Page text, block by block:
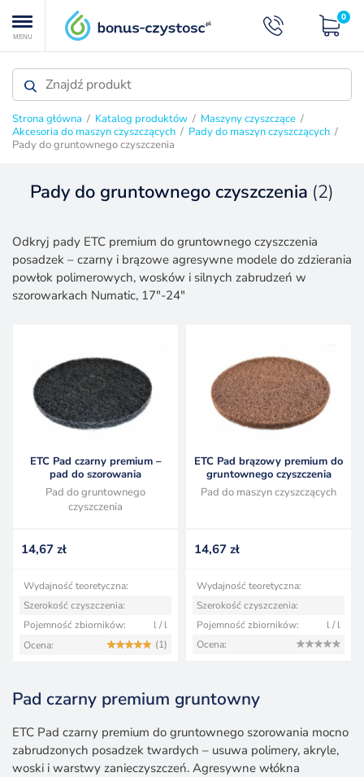
MENU
0
Strona główna / Katalog produktów / Maszyny czyszczące /
Akcesoria do maszyn czyszczących / Pady do maszyn czyszczących /
Pady do gruntownego czyszczenia
PADY DO MASZYN CZYSZCZĄCYCH
Pady do gruntownego czyszczenia (2)
Odkryj pady ETC premium do gruntownego czyszczenia
posadzek – czarny i brązowe agresywne modele do zdzierania
powłok polimerowych, wosków i silnych zabrudzeń w
szorowarkach Numatic, 17"-24"
ETC Pad czarny premium –
pad do szorowania
Pad do gruntownego
czyszczenia
14,67 zł
Wydajność teoretyczna:
Szerokość czyszczenia:
Pojemność zbiorników:
l / l
Ocena:
(1)
ETC Pad brązowy premium do
gruntownego czyszczenia
Pad do maszyn czyszczących
14,67 zł
Wydajność teoretyczna:
Szerokość czyszczenia:
Pojemność zbiorników:
l / l
Ocena:
Pad czarny premium gruntowny
ETC Pad czarny premium do gruntownego szorowania mocno
zabrudzonych posadzek twardych – usuwa polimery, akryle,
woski i warstwy zanieczyszczeń. Agresywne włókna